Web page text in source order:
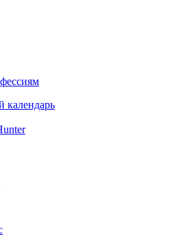
календарь